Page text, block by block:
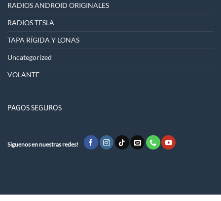
RADIOS ANDROID ORIGINALES
RADIOS TESLA
TAPA RÍGIDA Y LONAS
Uncategorized
VOLANTE
PAGOS SEGUROS
Siguenos en nuestras redes!